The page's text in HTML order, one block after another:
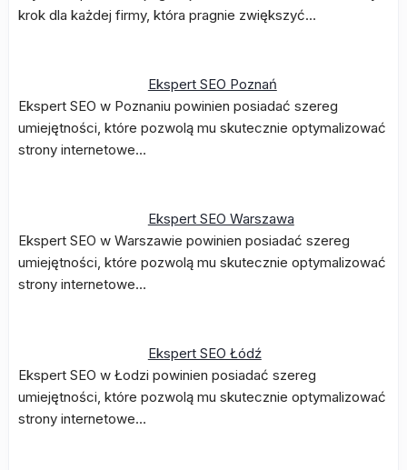
krok dla każdej firmy, która pragnie zwiększyć…
Ekspert SEO Poznań
Ekspert SEO w Poznaniu powinien posiadać szereg
umiejętności, które pozwolą mu skutecznie optymalizować
strony internetowe…
Ekspert SEO Warszawa
Ekspert SEO w Warszawie powinien posiadać szereg
umiejętności, które pozwolą mu skutecznie optymalizować
strony internetowe…
Ekspert SEO Łódź
Ekspert SEO w Łodzi powinien posiadać szereg
umiejętności, które pozwolą mu skutecznie optymalizować
strony internetowe…